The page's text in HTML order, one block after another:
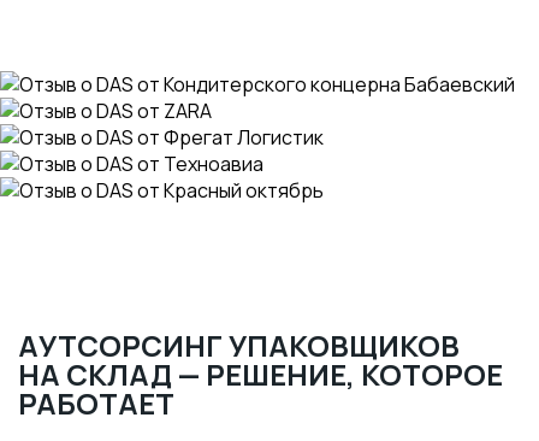
АУТСОРСИНГ УПАКОВЩИКОВ
НА СКЛАД — РЕШЕНИЕ, КОТОРОЕ
РАБОТАЕТ